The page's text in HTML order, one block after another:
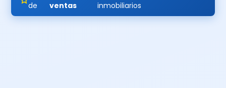
de
ventas
inmobiliarios